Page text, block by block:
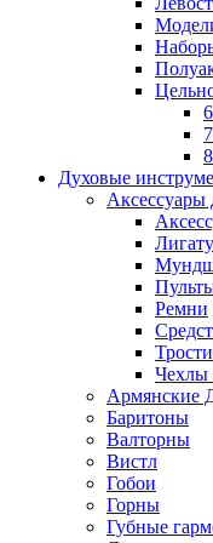
Духовые
Аксессуары
Ремни
Трости
Чехлы
Армянские
Баритоны
Валторны
Вистл
Гобои
Горны
Губные